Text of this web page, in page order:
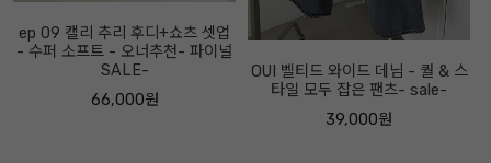
ep 09 캘리 추리 후디+쇼츠 셋업
- 수퍼 소프트 - 오너추천- 파이널
SALE-
66,000원
OUI 벨티드 와이드 데님 - 퀄 & 스
타일 모두 잡은 팬츠- sale-
39,000원